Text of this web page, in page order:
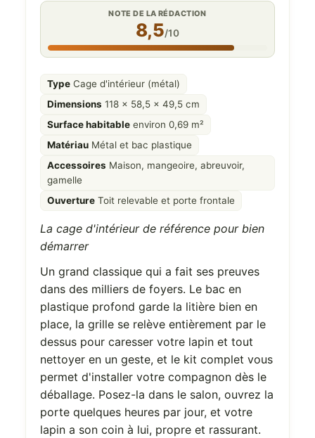
NOTE DE LA RÉDACTION
8,5/10
Type Cage d'intérieur (métal)
Dimensions 118 x 58,5 x 49,5 cm
Surface habitable environ 0,69 m²
Matériau Métal et bac plastique
Accessoires Maison, mangeoire, abreuvoir,
gamelle
Ouverture Toit relevable et porte frontale
La cage d'intérieur de référence pour bien
démarrer
Un grand classique qui a fait ses preuves
dans des milliers de foyers. Le bac en
plastique profond garde la litière bien en
place, la grille se relève entièrement par le
dessus pour caresser votre lapin et tout
nettoyer en un geste, et le kit complet vous
permet d'installer votre compagnon dès le
déballage. Posez-la dans le salon, ouvrez la
porte quelques heures par jour, et votre
lapin a son coin à lui, propre et rassurant.